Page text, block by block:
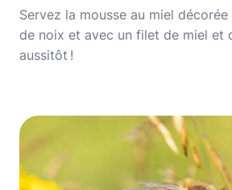
Servez la mousse au miel
de noix et avec un filet de miel et
aussitôt !